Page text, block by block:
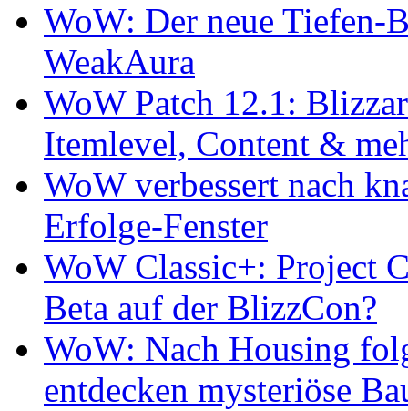
WoW: Der neue Tiefen-
WeakAura
WoW Patch 12.1:
Itemlevel, Content &
WoW verbessert nach
Erfolge-Fenster
WoW Classic+: Project
Beta auf der BlizzCon?
WoW: Nach Housing
entdecken mysteriöse